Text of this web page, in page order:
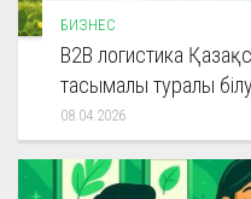
БИЗНЕС
B2B логистика
тасымалы туралы
08.04.2026